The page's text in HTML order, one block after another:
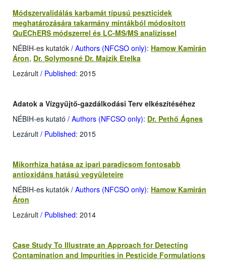
Módszervalidálás karbamát típusú peszticidek
meghatározására takarmány mintákból módosított
QuEChERS módszerrel és LC-MS/MS analízissel
NÉBIH-es kutatók / Authors (NFCSO only): Hamow Kamirán
Áron, Dr. Solymosné Dr. Majzik Etelka
Lezárult / Published: 2015
Adatok a Vízgyűjtő-gazdálkodási Terv elkészítéséhez
NÉBIH-es kutató / Authors (NFCSO only): Dr. Pethő Ágnes
Lezárult / Published: 2015
Mikorrhiza hatása az ipari paradicsom fontosabb
antioxidáns hatású vegyületeire
NÉBIH-es kutatók / Authors (NFCSO only): Hamow Kamirán
Áron
Lezárult / Published: 2014
Case Study To Illustrate an Approach for Detecting
Contamination and Impurities in Pesticide Formulations